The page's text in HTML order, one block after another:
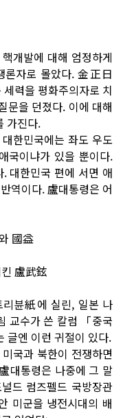
개발에 대해 엄정하게
론자로 몰았다. 金正日
력을 평화주의자로 치
문을 던졌다. 이에 대해
가진다.
한민국에는 좌도 우도
국이냐가 있을 뿐이다.
대한민국 편에 서면 애
역이다. 盧대통령은 어
國益
盧武鉉
뷴紙에 실린, 일본 나
교수가 쓴 칼럼 「중국
글엔 이런 귀절이 있다.
국과 북한이 전쟁하면
대통령은 나중에 그 말
드 럼즈펠드 국방장관
미군을 냉전시대의 배